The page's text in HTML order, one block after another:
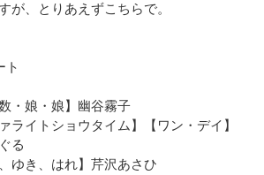
が、とりあえずこちらで。
ト
数・娘・娘】幽谷霧子
ァライトショウタイム】【ワン・デイ】
る
、ゆき、はれ】芹沢あさひ